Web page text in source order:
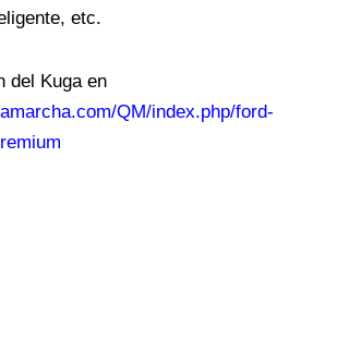
etc.
del Kuga en
QM/index.php/ford-